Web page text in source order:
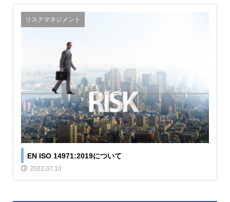
リスクマネジメント
EN ISO 14971:2019について
2022.07.10